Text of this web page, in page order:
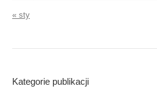
« sty
Kategorie publikacji